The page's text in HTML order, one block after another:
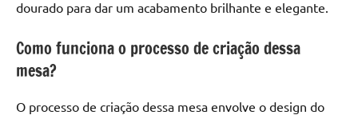
dourado para dar um acabamento brilhante e elegante.
Como funciona o processo de criação dessa
mesa?
O processo de criação dessa mesa envolve o design do